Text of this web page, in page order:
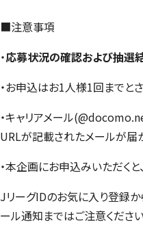
■注意事項
・応募状況の確認および抽選
・お申込はお1人様1回までと
・キャリアメール
URLが記載されたメールが届
・本企画にお申込みいただく
JリーグIDのお気に入り登録
ール通知まではご注意ください